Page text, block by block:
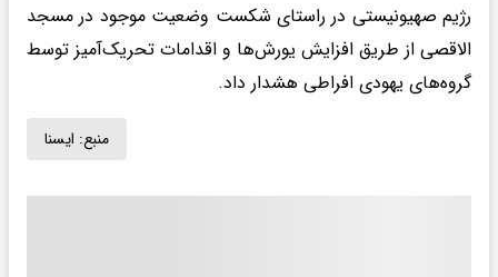
رژیم صهیونیستی در راستای شکست وضعیت موجود در مسجد
الاقصی از طریق افزایش یورش‌ها و اقدامات تحریک‌آمیز توسط
گروه‌های یهودی افراطی هشدار داد.
منبع: ايسنا